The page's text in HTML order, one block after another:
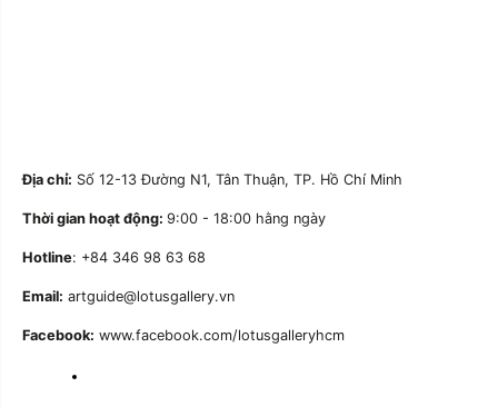
Địa chỉ: Số 12-13 Đường N1, Tân Thuận, TP. Hồ Chí Minh
Thời gian hoạt động: 9:00 - 18:00 hằng ngày
Hotline: +84 346 98 63 68
Email: artguide@lotusgallery.vn
Facebook: www.facebook.com/lotusgalleryhcm